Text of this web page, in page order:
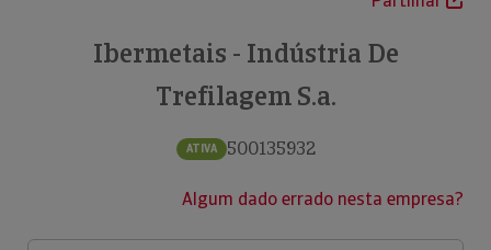
Ibermetais - Indústria De
Trefilagem S.a.
ATIVA 500135932
Algum dado errado nesta empresa?